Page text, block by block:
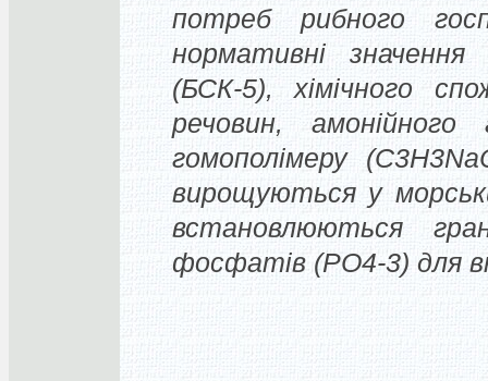
потреб рибного
нормативні значення
(БСК-5), хімічного
речовин,
гомополімеру
вирощуються у
встановлюються
фосфатів (PO4-3) для